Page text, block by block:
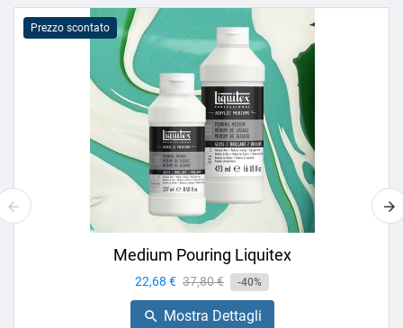
Prezzo scontato
Medium Pouring Liquitex
Prezzo
22,68 € Prezzo
base
37,80 € -40%
 Mostra Dettagli